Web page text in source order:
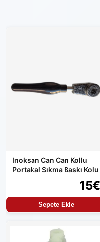
Inoksan Can Can Kollu
Portakal Sıkma Baskı Kolu
15€
Sepete Ekle